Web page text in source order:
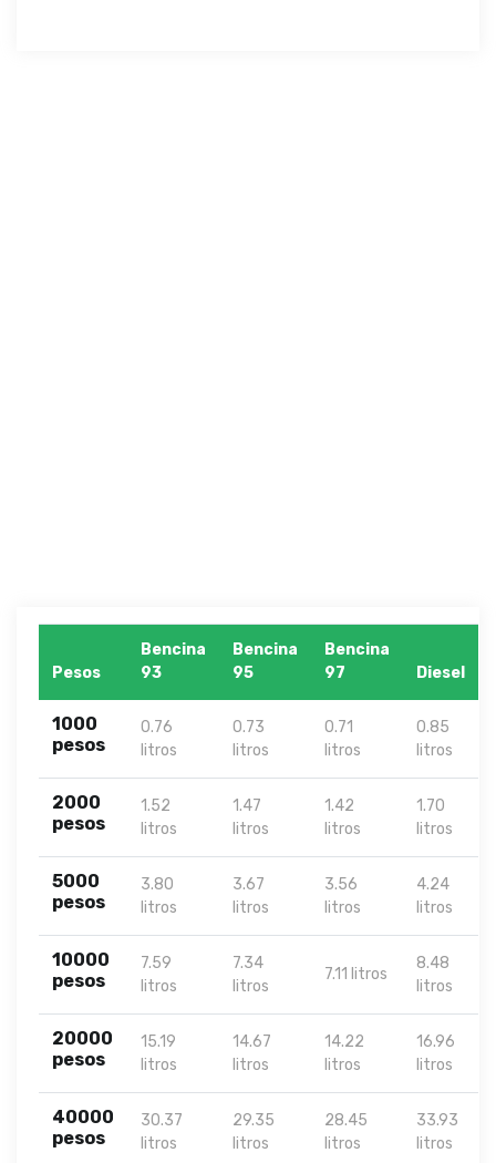
Pesos
Bencina
93
Bencina
95
Bencina
97
Diesel
1000
pesos
0.76
litros
0.73
litros
0.71
litros
0.85
litros
2000
pesos
1.52
litros
1.47
litros
1.42
litros
1.70
litros
5000
pesos
3.80
litros
3.67
litros
3.56
litros
4.24
litros
10000
pesos
7.59
litros
7.34
litros
7.11 litros
8.48
litros
20000
pesos
15.19
litros
14.67
litros
14.22
litros
16.96
litros
40000
pesos
30.37
litros
29.35
litros
28.45
litros
33.93
litros